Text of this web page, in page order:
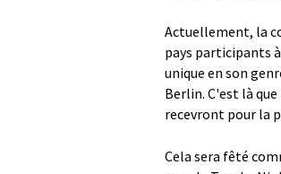
Actuellement, la
pays participants
unique en son
Berlin. C'est là
recevront pour la
Cela sera fêté